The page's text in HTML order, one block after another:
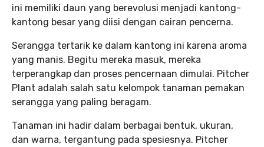
ini memiliki daun yang berevolusi menjadi kantong-
kantong besar yang diisi dengan cairan pencerna.
Serangga tertarik ke dalam kantong ini karena aroma
yang manis. Begitu mereka masuk, mereka
terperangkap dan proses pencernaan dimulai. Pitcher
Plant adalah salah satu kelompok tanaman pemakan
serangga yang paling beragam.
Tanaman ini hadir dalam berbagai bentuk, ukuran,
dan warna, tergantung pada spesiesnya. Pitcher